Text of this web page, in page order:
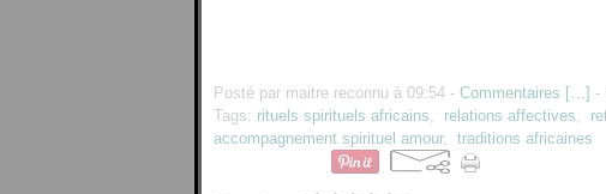
Posté par maitre reconnu à 09:54 - Commentaires […] -
Tags: rituels spirituels africains, relations affectives,
accompagnement spirituel amour, traditions africaines